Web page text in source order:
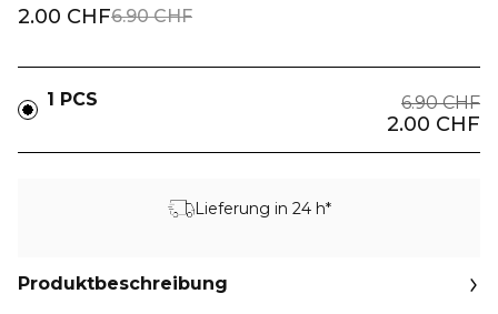
2.00 CHF6.90 CHF
1 PCS 6.90 CHF
2.00 CHF
Lieferung in 24 h*
Produktbeschreibung